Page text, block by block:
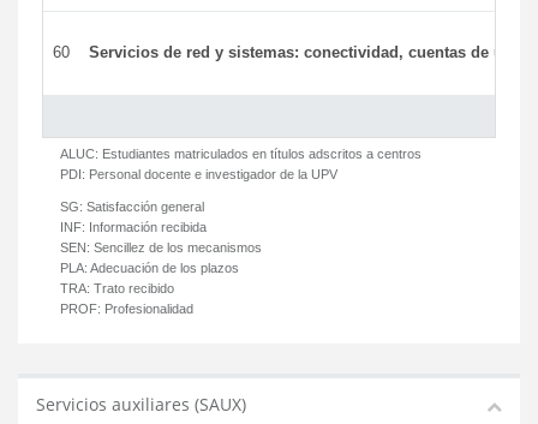
60 Servicios de red y sistemas: conectividad, cuentas de
ALUC: Estudiantes matriculados en títulos adscritos a centros
PDI: Personal docente e investigador de la UPV
SG: Satisfacción general
INF: Información recibida
SEN: Sencillez de los mecanismos
PLA: Adecuación de los plazos
TRA: Trato recibido
PROF: Profesionalidad
Servicios auxiliares (SAUX)